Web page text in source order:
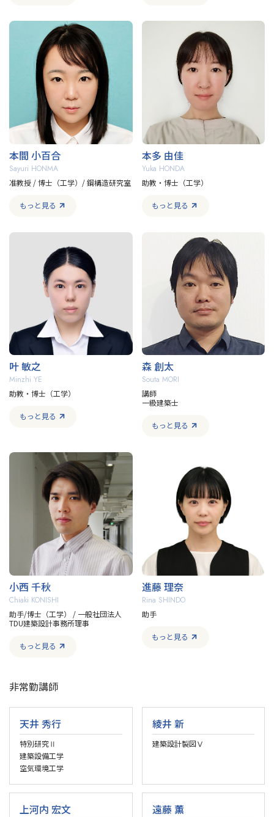
本間 小百合
Sayuri HONMA
准教授 / 博士（工学）/ 鋼構造研究室
もっと見る
本多 由佳
Yuka HONDA
助教・博士（工学）
もっと見る
叶 敏之
Minzhi YE
助教・博士（工学）
もっと見る
森 創太
Souta MORI
講師
一級建築士
もっと見る
小西 千秋
Chiaki KONISHI
助手/博士（工学）​ / 一般社団法人
TDU建築設計事務所理事
もっと見る
進藤 理奈
Rina SHINDO
助手
もっと見る
非常勤講師​
天井 秀行
特別研究Ⅱ
建築設備工学
空気環境工学
綾井 新
建築設計製図Ⅴ
上河内 宏文 遠藤 薫